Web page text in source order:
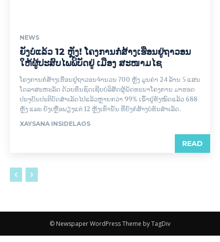
NEWS
ຍັງບໍ່ແລ້ວ 12 ຫຼັງ! ໂຄງການກໍ່ສ້າງເຮືອນຢູ່ຖາວອນ
ໃຫ້ຜູ້ປະສົບໄພພິບັດຢູ່ ເມືອງ ສະໜາມໄຊ
ໂຄງການກໍ່ສ້າງເຮືອນຢູ່ຖາວອນຈໍານວນ 700 ຫຼັງ ມູນຄ່າ 24 ລ້ານ 5 ແສນ
ໂດລາສະຫະລັດ ດ້ວຍທຶນຊົດເຊີຍບໍລິສັດຜູ້ພັດທະນາໂຄງການ ມາຮອດ
ປະຈຸບັນປະຕິບັດສໍາເລັດໄປແລ້ວຫຼາຍກວ່າ 99% ເຂົ້າຢູ່ທັງໝົດແລ້ວ 688
ຫຼັງ ແລະ ຍັງເຫຼືອພຽງແຕ່ 12 ຫຼັງເທົ່ານັ້ນ ທີ່ຍັງກໍ່ສ້າງບໍ່ທັນສໍາເລັດ.
XAYSANA INSIDELAOS
READ
© Newspaper WordPress Theme by TagDiv